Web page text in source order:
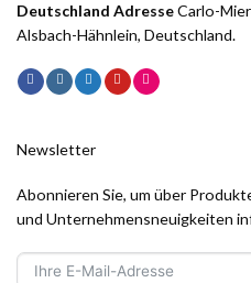
Deutschland AdresseCarlo-
Alsbach-Hähnlein, Deutschland.
Newsletter
Abonnieren Sie, um über
und Unternehmensneuigkeiten